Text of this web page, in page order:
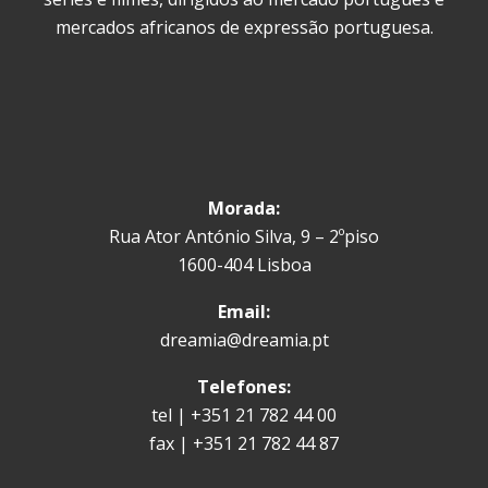
mercados africanos de expressão portuguesa.
Morada:
Rua Ator António Silva, 9 – 2ºpiso
1600-404 Lisboa
Email:
dreamia@dreamia.pt
Telefones:
tel | +351 21 782 44 00
fax | +351 21 782 44 87